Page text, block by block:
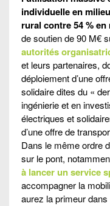
individuelle en
rural contre 54 %
de soutien de 90 M€
autorités
et leurs partenaires,
déploiement d’une
solidaire dites du «
ingénierie et en
électriques et
d’une offre de
Dans le même ordre
sur le pont,
à lancer un service
accompagner la
aurez la primeur dans